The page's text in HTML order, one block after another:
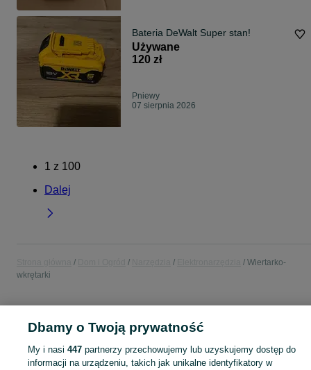
Bateria DeWalt Super stan!
Używane
120 zł
Pniewy
07 sierpnia 2026
1 z 100
Dalej
Wiertarko-
wkrętarki
KATEGORIA
Dbamy o Twoją prywatność
My i nasi 447partnerzy przechowujemy lub uzyskujemy dostęp do
informacji na urządzeniu, takich jak unikalne identyfikatory w